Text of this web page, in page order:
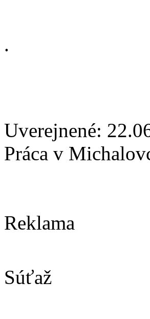
.
Uverejnené:
Práca v
Reklama
Súťaž